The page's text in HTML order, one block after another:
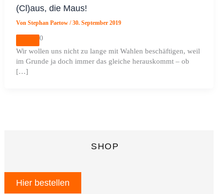
(Cl)aus, die Maus!
VonStephan Paetow/30. September 2019
0
Wir wollen uns nicht zu lange mit Wahlen beschäftigen, weil
im Grunde ja doch immer das gleiche herauskommt – ob
[…]
SHOP
Hier bestellen